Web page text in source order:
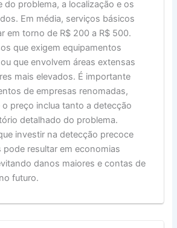
do problema, a localização e os
Em média, serviços básicos
em torno de R$ 200 a R$ 500.
que exigem equipamentos
que envolvem áreas extensas
mais elevados. É importante
de empresas renomadas,
preço inclua tanto a detecção
detalhado do problema.
investir na detecção precoce
resultar em economias
danos maiores e contas de
futuro.